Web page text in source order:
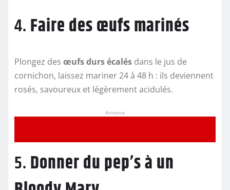
4.Faire des œufs marinés
Plongez des œufs durs écalés dans le jus de
cornichon, laissez mariner 24 à 48 h : ils deviennent
rosés, savoureux et légèrement acidulés.
Annonce
5.Donner du pep’s à un